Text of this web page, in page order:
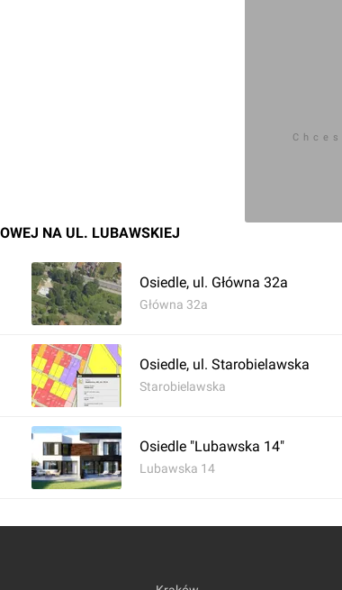
NA UL. LUBAWSKIEJ
Osiedle, ul. Główna 32a
Główna 32a
Osiedle, ul. Starobielawska
Starobielawska
Osiedle "Lubawska 14"
Lubawska 14